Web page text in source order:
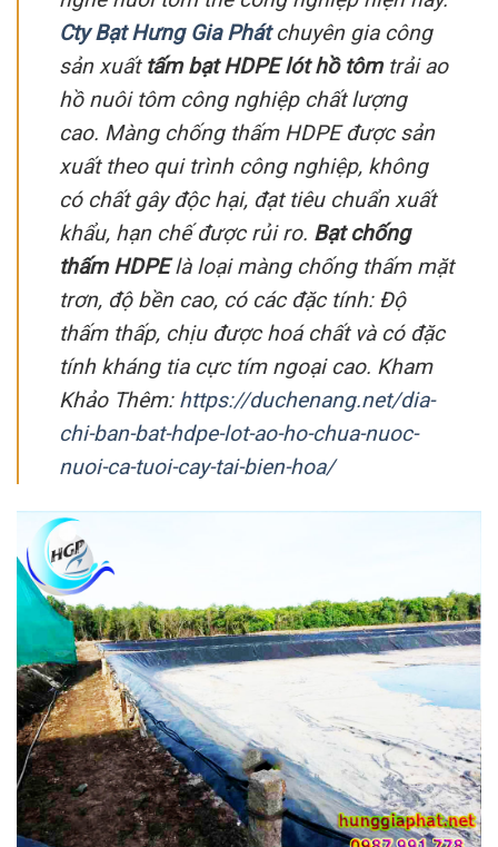
Cty Bạt Hưng Gia Phátchuyên gia công
sản xuất tấm bạt HDPE lót hồ tômtrải ao
hồ nuôi tôm công nghiệp chất lượng
cao. Màng chống thấm HDPE được sản
xuất theo qui trình công nghiệp, không
có chất gây độc hại, đạt tiêu chuẩn xuất
khẩu, hạn chế được rủi ro. Bạt chống
thấm HDPElà loại màng chống thấm mặt
trơn, độ bền cao, có các đặc tính: Độ
thấm thấp, chịu được hoá chất và có đặc
tính kháng tia cực tím ngoại cao. Kham
Khảo Thêm: https://duchenang.net/dia-
chi-ban-bat-hdpe-lot-ao-ho-chua-nuoc-
nuoi-ca-tuoi-cay-tai-bien-hoa/